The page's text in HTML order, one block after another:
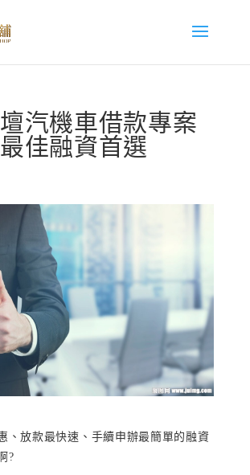
汽機車借款專案
佳融資首選
、放款最快速、手續申辦最簡單的融資
?